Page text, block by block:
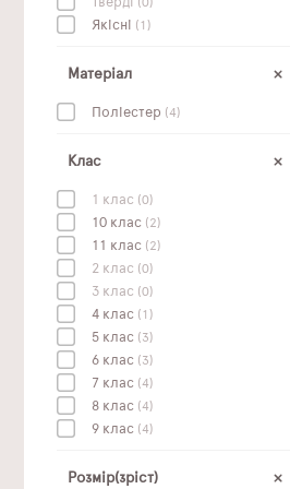
Якісні (1)
Матеріал
Поліестер (4)
Клас
1 клас (0)
10 клас (2)
11 клас (2)
2 клас (0)
3 клас (0)
4 клас (1)
5 клас (3)
6 клас (3)
7 клас (4)
8 клас (4)
9 клас (4)
Розмір(зріст)